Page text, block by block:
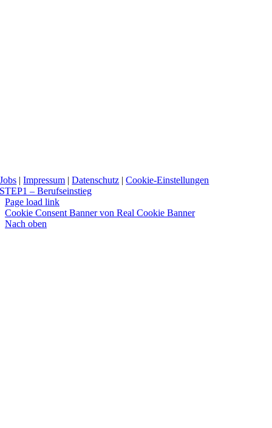
Jobs |Impressum |Datenschutz |Cookie-Einstellungen
STEP1 – Berufseinstieg
Page load link
Cookie Consent Banner von Real Cookie Banner
Nach oben